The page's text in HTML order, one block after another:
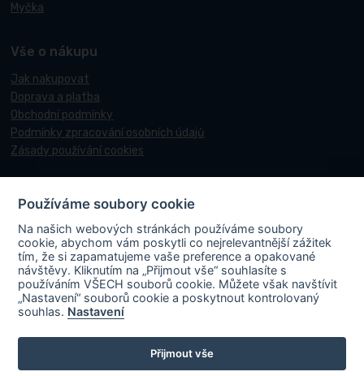
Myčka
Vše o nákupu
Jak nakupovat
Doprava a platba
Obchodní podmínky
Podmínky zpracování osobních údajů
Zásady používání cookies
© 2017-2026 Pneucentrum N&N.
Webové stránky realizovalMatosoft.
PNEUCENTRUM N & N s. r. o.
ve spolupráci s Ministerstvem průmyslu a
„FVE-PNEUCENTRUM NN-OLOMOUC“, rgč.
CZ.31.3.0/0.0/0.0/22_001/0006195. Projekt je spolufinancován
Evropskou unií. V rámci projektu byla na střechu místa podnikání
Používáme soubory cookie
Na našich webových stránkách používáme soubory
cookie, abychom vám poskytli co nejrelevantnější zážitek
tím, že si zapamatujeme vaše preference a opakované
návštěvy. Kliknutím na „Přijmout vše“ souhlasíte s
používáním VŠECH souborů cookie. Můžete však navštívit
„Nastavení“ souborů cookie a poskytnout kontrolovaný
souhlas. Nastavení
Přijmout vše